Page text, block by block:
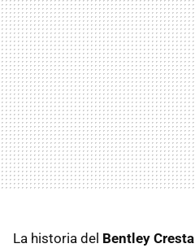
La historia del Bentley Cresta